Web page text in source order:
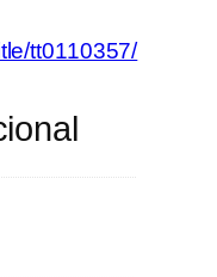
tt0110357/